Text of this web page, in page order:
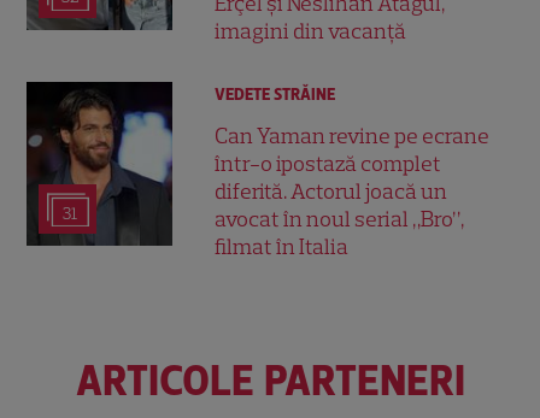
imagini din vacanță
31
VEDETE STRĂINE
Can Yaman revine pe ecrane
într-o ipostază complet
diferită. Actorul joacă un
avocat în noul serial „Bro”,
filmat în Italia
ARTICOLE PARTENERI